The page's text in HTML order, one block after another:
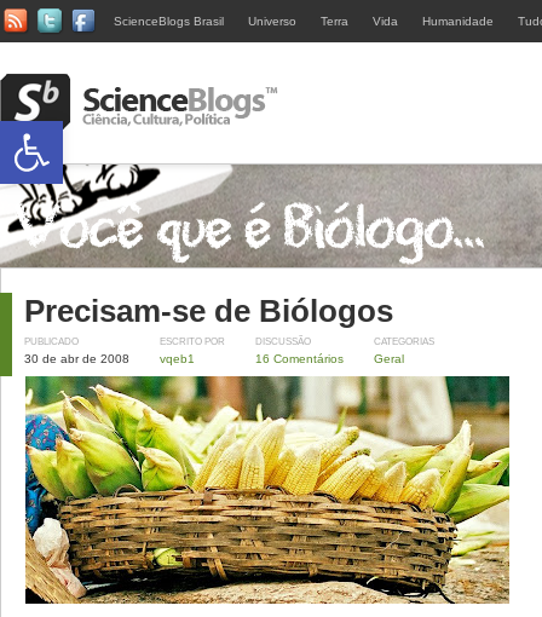
ScienceBlogs Brasil Universo Terra Vida Humanidade
Precisam-se de Biólogos
PUBLICADO
30 de abr de 2008
ESCRITO POR
vqeb1
DISCUSSÃO
16 Comentários
CATEGORIAS
Geral
Abrir a barra de ferramentas